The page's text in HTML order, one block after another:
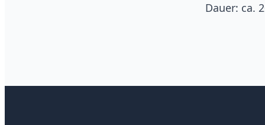
Dauer: ca.